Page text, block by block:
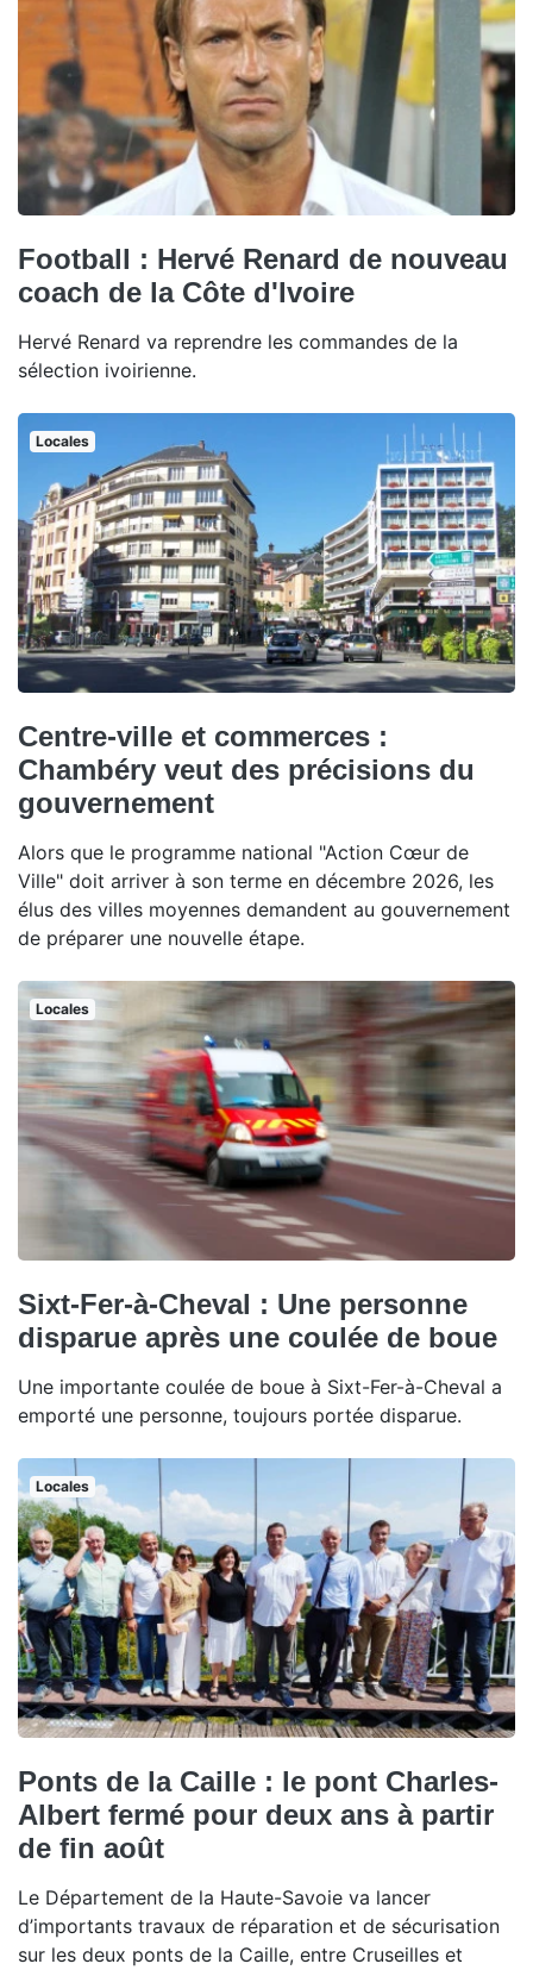
Football : Hervé Renard de nouveau
coach de la Côte d'Ivoire
Hervé Renard va reprendre les commandes de la
sélection ivoirienne.
Locales
Centre-ville et commerces :
Chambéry veut des précisions du
gouvernement
Alors que le programme national "Action Cœur de
Ville" doit arriver à son terme en décembre 2026, les
élus des villes moyennes demandent au gouvernement
de préparer une nouvelle étape.
Locales
Sixt-Fer-à-Cheval : Une personne
disparue après une coulée de boue
Une importante coulée de boue à Sixt-Fer-à-Cheval a
emporté une personne, toujours portée disparue.
Locales
Ponts de la Caille : le pont Charles-
Albert fermé pour deux ans à partir
de fin août
Le Département de la Haute-Savoie va lancer
d’importants travaux de réparation et de sécurisation
sur les deux ponts de la Caille, entre Cruseilles et